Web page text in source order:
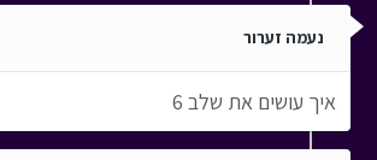
נעמה זערור
איך עושים את שלב 6